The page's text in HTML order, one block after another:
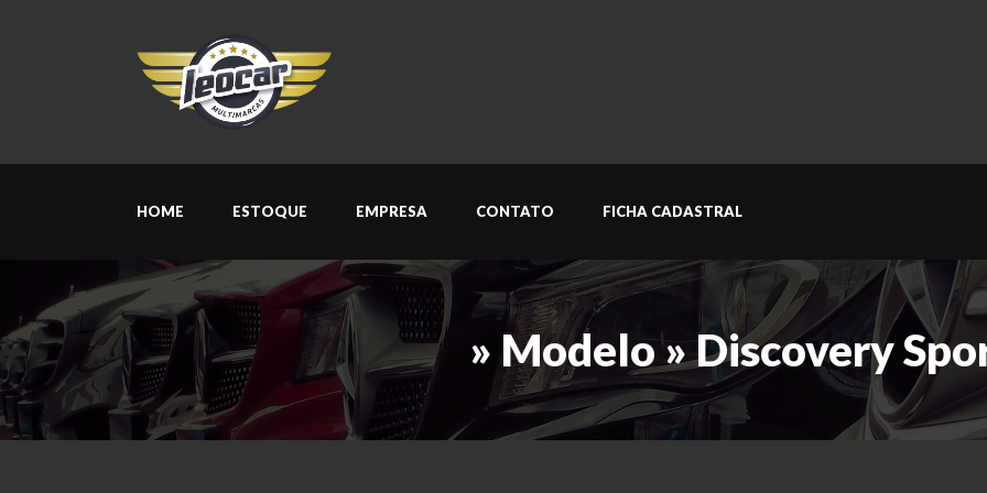
HOME ESTOQUE EMPRESA CONTATO FICHA CADASTRAL
» Modelo » Discovery